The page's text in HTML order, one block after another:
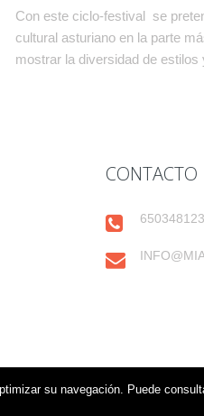
Con este ciclo-festival se
cultural asturiano en la parte
mostrar la diversidad de estilos
CONTACTO
650348123
su navegación. Puede